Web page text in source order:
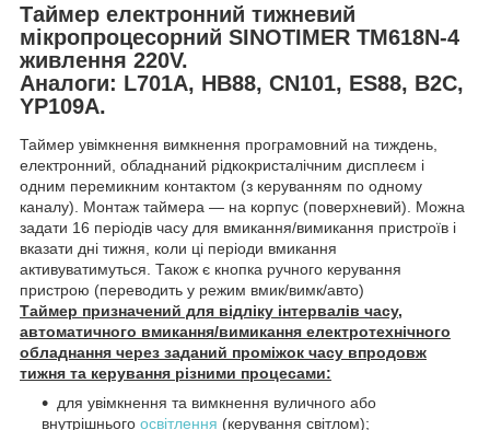
Таймер електронний тижневий
мікропроцесорний SINOTIMER TM618N-4
живлення 220V.
Aналоги: L701A, HB88, CN101, ES88, B2C,
YP109A.
Таймер увімкнення вимкнення програмовний на тиждень,
електронний, обладнаний рідкокристалічним дисплеєм і
одним перемикним контактом (з керуванням по одному
каналу). Монтаж таймера — на корпус (поверхневий). Можна
задати 16 періодів часу для вмикання/вимикання пристроїв і
вказати дні тижня, коли ці періоди вмикання
активуватимуться. Також є кнопка ручного керування
пристрою (переводить у режим вмик/вимк/авто)
Таймер призначений для відліку інтервалів часу,
автоматичного вмикання/вимикання електротехнічного
обладнання через заданий проміжок часу впродовж
тижня та керування різними процесами:
для увімкнення та вимкнення вуличного або
внутрішнього освітлення (керування світлом);